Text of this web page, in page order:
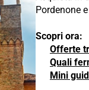
Pordenone
Scopri ora:
Offerte
Quali
Mini